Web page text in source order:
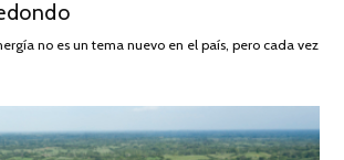
DE
no es un tema nuevo en el país, pero cada vez